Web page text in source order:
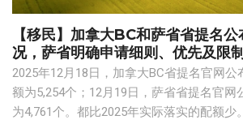
【移民】加拿大BC和萨省省提名
况，萨省明确申请细则、优先及限
2025年12月18日，加拿大BC省提名官网公
额为5,254个；12月19日，萨省省提名官网
为4,761个。都比2025年实际落实的配额少。